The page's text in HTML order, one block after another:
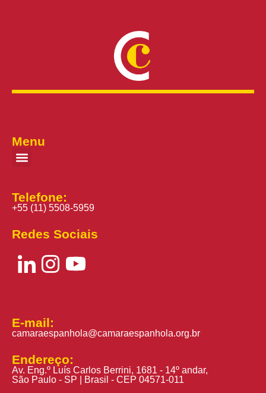
Menu
Telefone:
+55 (11) 5508-5959
Redes Sociais
E-mail:
camaraespanhola@camaraespanhola.org.br
Endereço:
Av. Eng.º Luís Carlos Berrini, 1681 - 14º andar,
São Paulo - SP | Brasil - CEP 04571-011